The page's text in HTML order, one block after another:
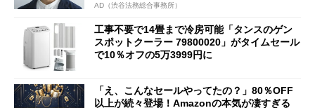
AD（渋谷法務総合事務所）
工事不要で14畳まで冷房可能「タンスのゲン
スポットクーラー 79800020」がタイムセール
で10％オフの5万3999円に
「え、こんなセールやってたの？」80％OFF
以上が続々登場！Amazonの本気が凄すぎる